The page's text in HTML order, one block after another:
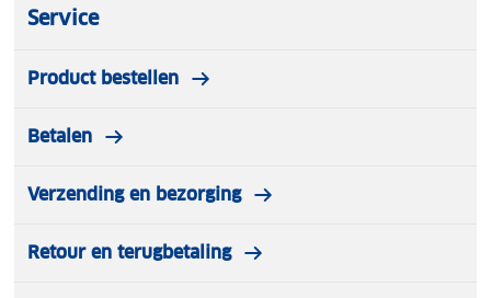
Service
Product bestellen
Betalen
Verzending en bezorging
Retour en terugbetaling